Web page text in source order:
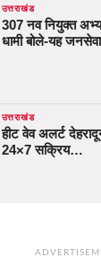
उत्तराखंड
307 नव नियुक्त
धामी बोले-यह
उत्तराखंड
हीट वेव अलर्ट
24×7 सक्रिय…